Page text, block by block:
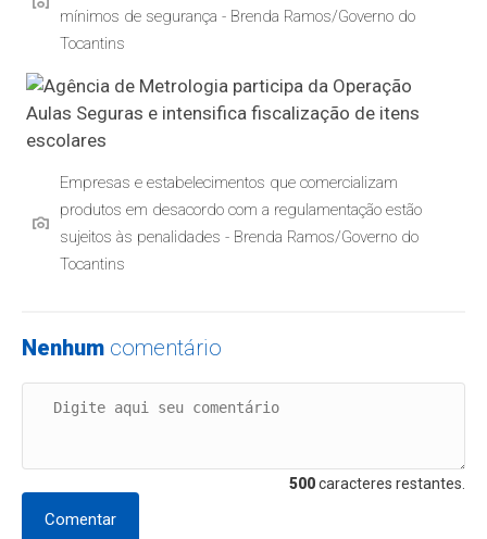
mínimos de segurança - Brenda Ramos/Governo do
Tocantins
Empresas e estabelecimentos que comercializam
produtos em desacordo com a regulamentação estão
sujeitos às penalidades - Brenda Ramos/Governo do
Tocantins
Nenhum comentário
500caracteres restantes.
Comentar